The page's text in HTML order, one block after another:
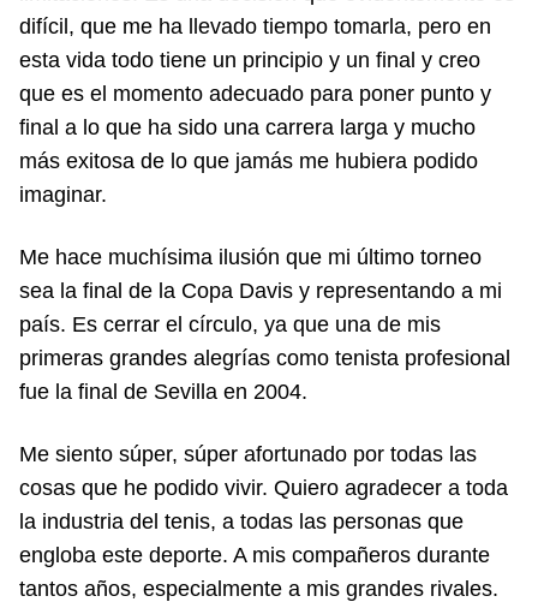
difícil, que me ha llevado tiempo tomarla, pero en
esta vida todo tiene un principio y un final y creo
que es el momento adecuado para poner punto y
final a lo que ha sido una carrera larga y mucho
más exitosa de lo que jamás me hubiera podido
imaginar.
Me hace muchísima ilusión que mi último torneo
sea la final de la Copa Davis y representando a mi
país. Es cerrar el círculo, ya que una de mis
primeras grandes alegrías como tenista profesional
fue la final de Sevilla en 2004.
Me siento súper, súper afortunado por todas las
cosas que he podido vivir. Quiero agradecer a toda
la industria del tenis, a todas las personas que
engloba este deporte. A mis compañeros durante
tantos años, especialmente a mis grandes rivales.